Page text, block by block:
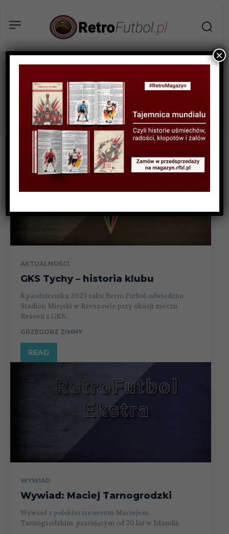
Tag: Sokół Pniewy
AKTUALNOŚCI
GKS Tychy – historia klubu
8 października 2023 roku Retro Futbol odwiedziło
Stadion Miejski w Rzeszowie przy okazji meczu
Resovii z GKS...
GRZEGORZ ZIMNY
READ
WYWIAD
Wywiad: Maciej Tarnogrodzki
Wywiad z polskim trenerem Maciejem
Tarnogrodzkim, pracującym od 20 lat w Irlandii.
×